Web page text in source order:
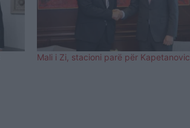
Mali i Zi, stacioni parë për Kapetanovic